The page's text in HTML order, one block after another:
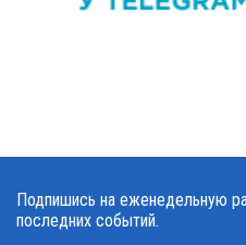
Подпишись на еженедельную
последних событий.